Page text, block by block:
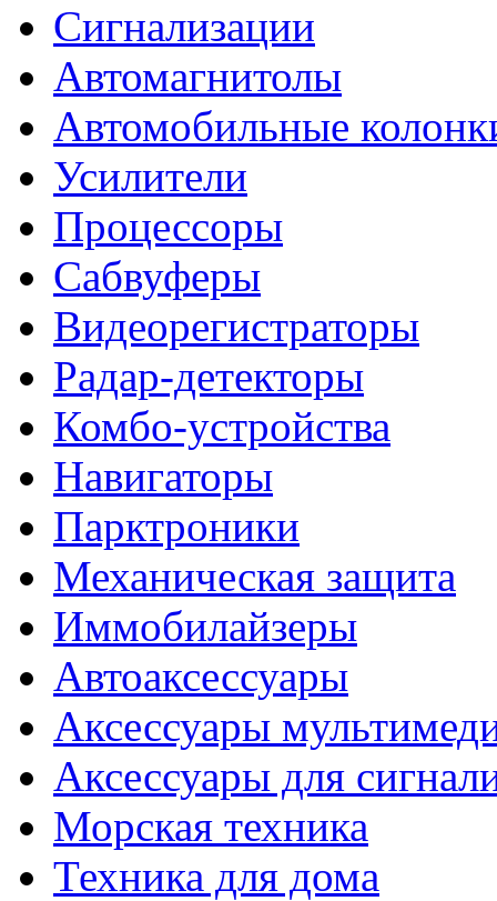
Сигнализации
Автомагнитолы
Автомобильные
Усилители
Процессоры
Сабвуферы
Видеорегистраторы
Радар-детекторы
Комбо-устройства
Навигаторы
Парктроники
Механическая защита
Иммобилайзеры
Автоаксессуары
Аксессуары
Аксессуары для
Морская техника
Техника для дома